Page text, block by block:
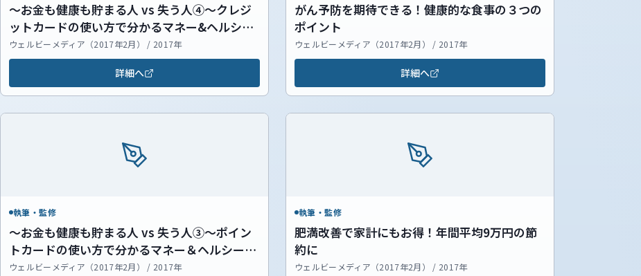
～お金も健康も貯まる人 vs 失う人④～クレジ
ットカードの使い方で分かるマネー&ヘルシ
ー・ライフ クレジットカードでお金を失うNG
パターン3つ
ウェルビーメディア（2017年2月） / 2017年
詳細へ
がん予防を期待できる！健康的な食事の３つの
ポイント
ウェルビーメディア（2017年2月） / 2017年
詳細へ
執筆・監修
～お金も健康も貯まる人 vs 失う人③～ポイン
トカードの使い方で分かるマネー＆ヘルシー・
ライフ
ウェルビーメディア（2017年2月） / 2017年
執筆・監修
肥満改善で家計にもお得！年間平均9万円の節
約に
ウェルビーメディア（2017年2月） / 2017年